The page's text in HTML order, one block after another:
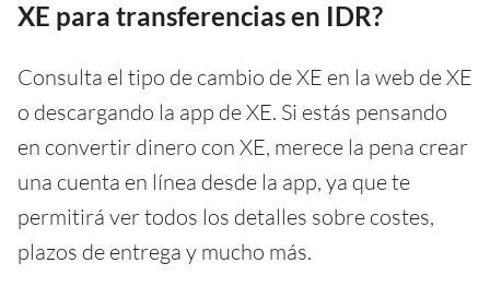
XE para transferencias en IDR?
Consulta el tipo de cambio de XE en la web de XE
o descargando la app de XE. Si estás pensando
en convertir dinero con XE, merece la pena crear
una cuenta en línea desde la app, ya que te
permitirá ver todos los detalles sobre costes,
plazos de entrega y mucho más.